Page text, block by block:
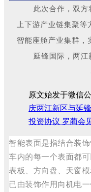
此次合作，双方
上下游产业链集聚
智能座舱产业集群，
延锋国际，两江
原文始发于微信
庆两江新区与延
投资协议 罗蔺会
智能表面是指结合装
车内的每一个表面都
表板、方向盘、天窗
已由装饰作用向机电